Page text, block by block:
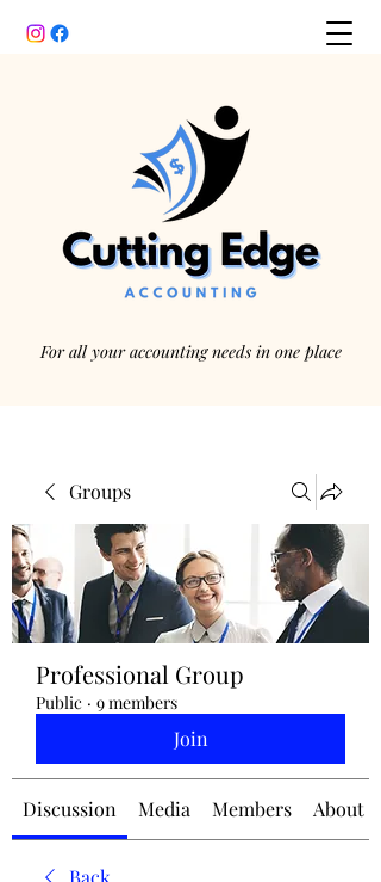
For all your accounting needs in one place
jennifermcchesney@yahoo.com
(604) 445-2082
Groups
Professional Group
Public · 9 members
Join
Discussion Media Members About
Back